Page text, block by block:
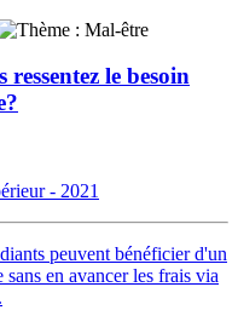
ressentez le besoin
- 2021
peuvent bénéficier d'un
en avancer les frais via